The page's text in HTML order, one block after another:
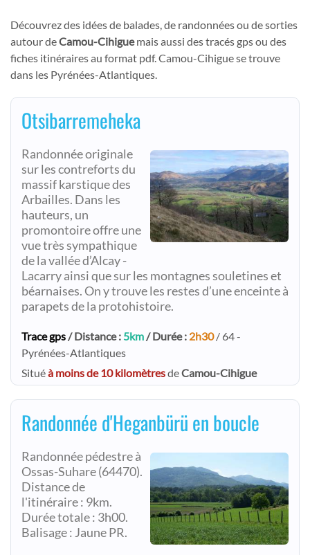
Découvrez des idées de balades, de randonnées ou de sorties
autour deCamou-Cihiguemais aussi des tracés gps ou des
fiches itinéraires au format pdf. Camou-Cihigue se trouve
dans les Pyrénées-Atlantiques.
Otsibarremeheka
Randonnée originale
sur les contreforts du
massif karstique des
Arbailles. Dans les
hauteurs, un
promontoire offre une
vue très sympathique
de la vallée d’Alcay -
Lacarry ainsi que sur les montagnes souletines et
béarnaises. On y trouve les restes d’une enceinte à
parapets de la protohistoire.
Trace gps/ Distance : 5km/ Durée : 2h30/ 64 -
Pyrénées-Atlantiques
Situéà moins de 10 kilomètresdeCamou-Cihigue
Randonnée d'Heganbürü en boucle
Randonnée pédestre à
Ossas-Suhare (64470).
Distance de
l'itinéraire : 9km.
Durée totale : 3h00.
Balisage : Jaune PR.